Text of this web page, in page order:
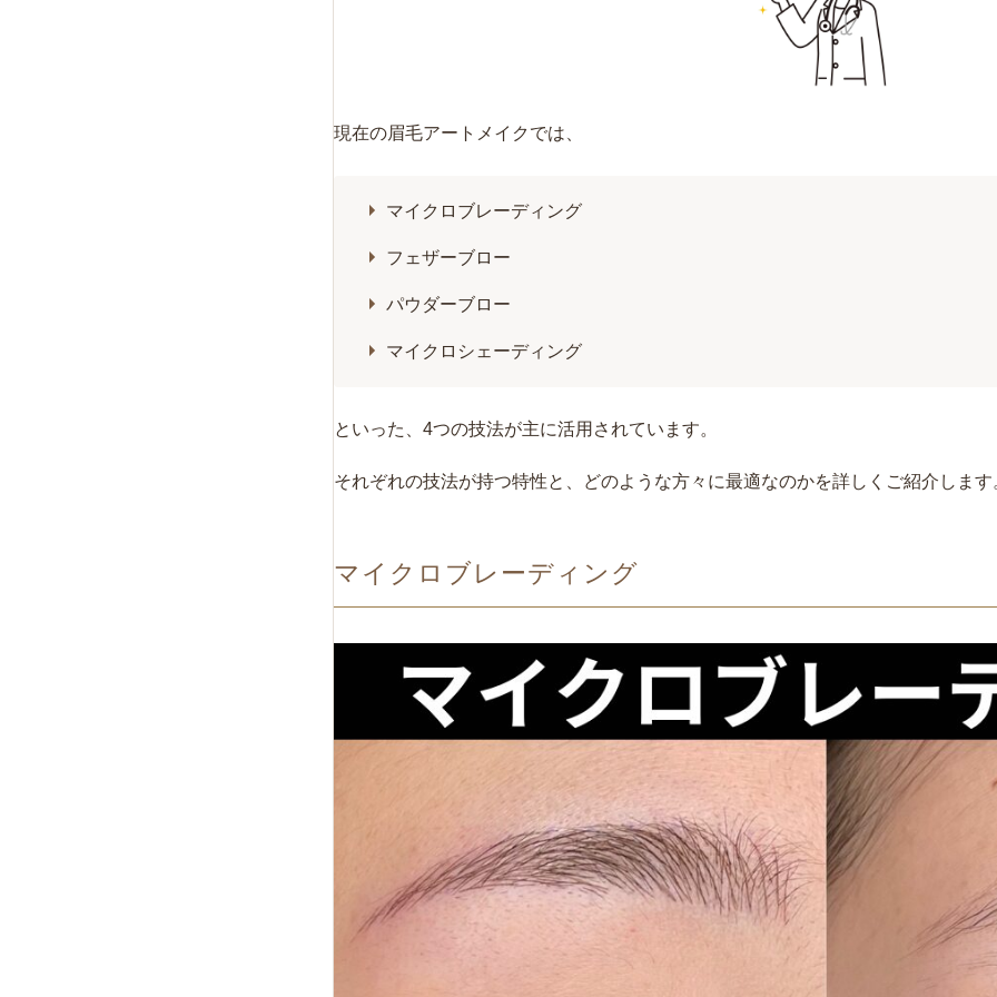
現在の眉毛アートメイクでは、
マイクロブレーディング
フェザーブロー
パウダーブロー
マイクロシェーディング
といった、4つの技法が主に活用されています。
それぞれの技法が持つ特性と、どのような方々に最適なのかを詳しくご紹介します
マイクロブレーディング